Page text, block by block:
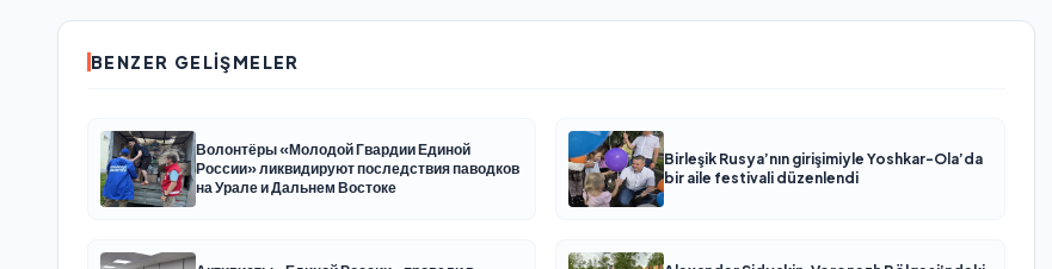
BENZER GELIŞMELER
Волонтёры «Молодой Гвардии Единой
России» ликвидируют последствия паводков
на Урале и Дальнем Востоке
Birleşik Rusya’nın girişimiyle Yoshkar-Ola’da
bir aile festivali düzenlendi